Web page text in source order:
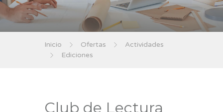
Inicio Ofertas
Actividades
Ediciones
Club de Lectura